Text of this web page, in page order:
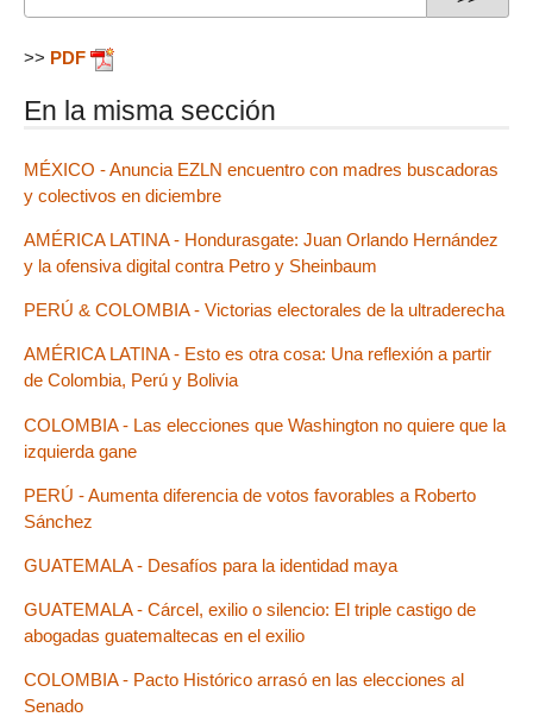
>> PDF
En la misma sección
MÉXICO - Anuncia EZLN encuentro con madres buscadoras
y colectivos en diciembre
AMÉRICA LATINA - Hondurasgate: Juan Orlando Hernández
y la ofensiva digital contra Petro y Sheinbaum
PERÚ & COLOMBIA - Victorias electorales de la ultraderecha
AMÉRICA LATINA - Esto es otra cosa: Una reflexión a partir
de Colombia, Perú y Bolivia
COLOMBIA - Las elecciones que Washington no quiere que la
izquierda gane
PERÚ - Aumenta diferencia de votos favorables a Roberto
Sánchez
GUATEMALA - Desafíos para la identidad maya
GUATEMALA - Cárcel, exilio o silencio: El triple castigo de
abogadas guatemaltecas en el exilio
COLOMBIA - Pacto Histórico arrasó en las elecciones al
Senado